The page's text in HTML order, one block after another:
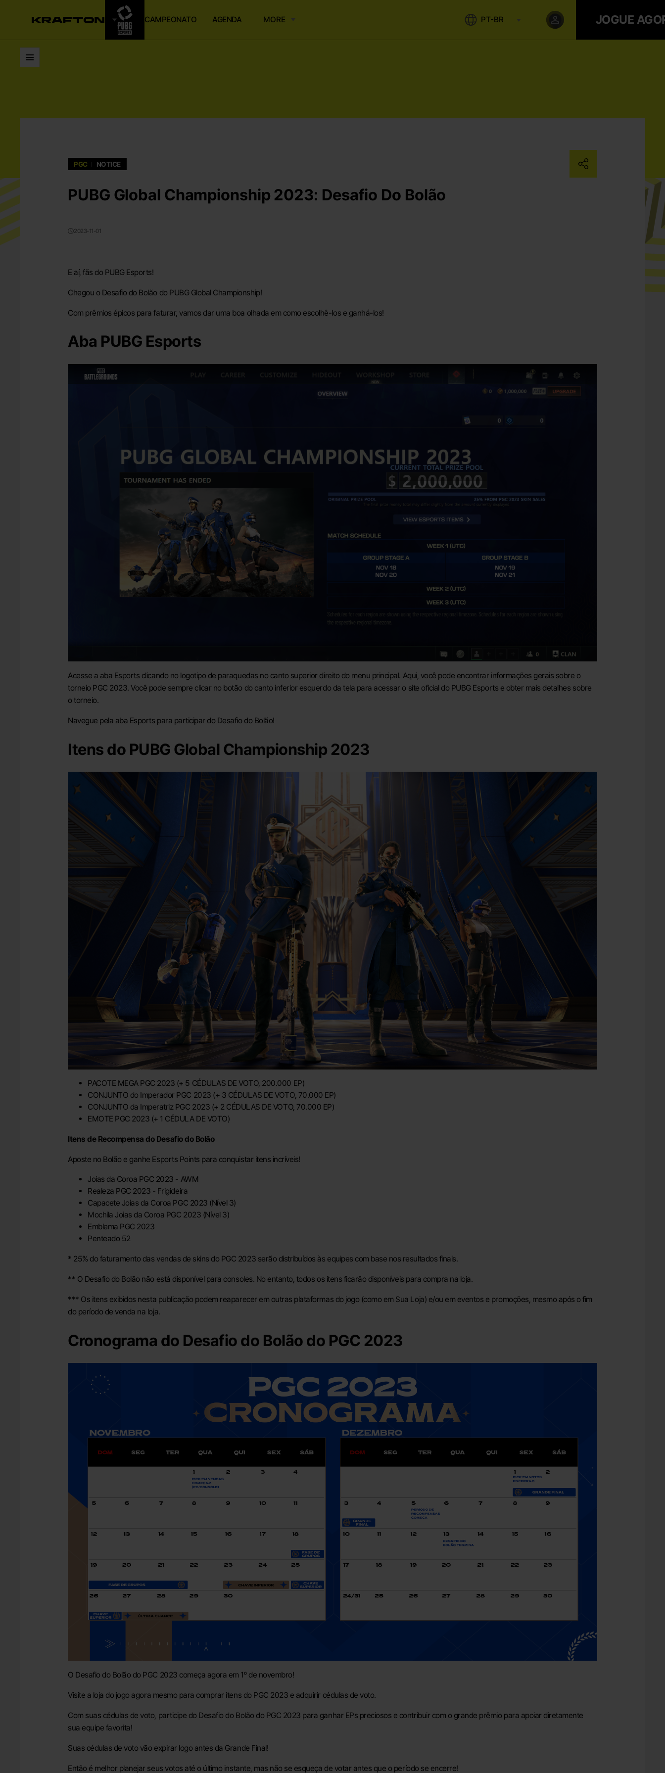
CAMPEONATO AGENDA MORE PT-BR JOGUE
PGC NOTICE
PUBG Global Championship 2023: Desafio Do Bolão
2023-11-01
E aí, fãs do PUBG Esports!
Chegou o Desafio do Bolão do PUBG Global Championship!
Com prêmios épicos para faturar, vamos dar uma boa olhada em como escolhê-los e ganhá-los!
Aba PUBG Esports
Acesse a aba Esports clicando no logotipo de paraquedas no canto superior direito do menu principal. Aqui, você pode encontrar informações gerais sobre o
torneio PGC 2023. Você pode sempre clicar no botão do canto inferior esquerdo da tela para acessar o site oficial do PUBG Esports e obter mais detalhes sobre
o torneio.
Navegue pela aba Esports para participar do Desafio do Bolão!
Itens do PUBG Global Championship 2023
PACOTE MEGA PGC 2023 (+ 5 CÉDULAS DE VOTO, 200.000 EP)
CONJUNTO do Imperador PGC 2023 (+ 3 CÉDULAS DE VOTO, 70.000 EP)
CONJUNTO da Imperatriz PGC 2023 (+ 2 CÉDULAS DE VOTO, 70.000 EP)
EMOTE PGC 2023 (+ 1 CÉDULA DE VOTO)
Itens de Recompensa do Desafio do Bolão
Aposte no Bolão e ganhe Esports Points para conquistar itens incríveis!
Joias da Coroa PGC 2023 - AWM
Realeza PGC 2023 - Frigideira
Capacete Joias da Coroa PGC 2023 (Nível 3)
Mochila Joias da Coroa PGC 2023 (Nível 3)
Emblema PGC 2023
Penteado 52
* 25% do faturamento das vendas de skins do PGC 2023 serão distribuídos às equipes com base nos resultados finais.
** O Desafio do Bolão não está disponível para consoles. No entanto, todos os itens ficarão disponíveis para compra na loja.
*** Os itens exibidos nesta publicação podem reaparecer em outras plataformas do jogo (como em Sua Loja) e/ou em eventos e promoções, mesmo após o fim
do período de venda na loja.
Cronograma do Desafio do Bolão do PGC 2023
O Desafio do Bolão do PGC 2023 começa agora em 1º de novembro!
Visite a loja do jogo agora mesmo para comprar itens do PGC 2023 e adquirir cédulas de voto.
Com suas cédulas de voto, participe do Desafio do Bolão do PGC 2023 para ganhar EPs preciosos e contribuir com o grande prêmio para apoiar diretamente
sua equipe favorita!
Suas cédulas de voto vão expirar logo antes da Grande Final!
Então é melhor planejar seus votos até o último instante, mas não se esqueça de votar antes que o período se encerre!